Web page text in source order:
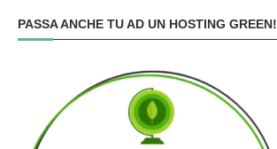
PASSA ANCHE TU AD UN HOSTING GREEN!